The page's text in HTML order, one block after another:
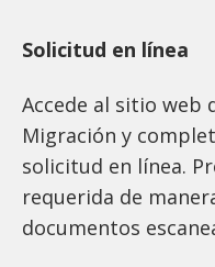
Solicitud en línea
Accede al sitio web
Migración y
solicitud en línea.
requerida de
documentos